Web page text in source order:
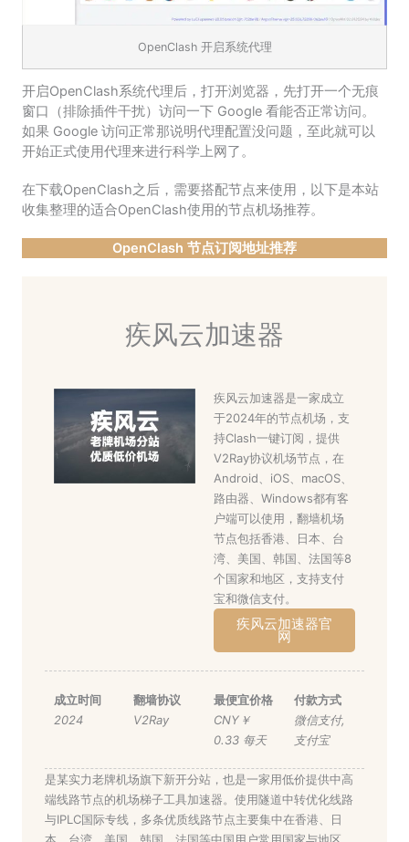
OpenClash 开启系统代理
开启OpenClash系统代理后，打开浏览器，先打开一个无痕
窗口（排除插件干扰）访问一下 Google 看能否正常访问。
如果 Google 访问正常那说明代理配置没问题，至此就可以
开始正式使用代理来进行科学上网了。
在下载OpenClash之后，需要搭配节点来使用，以下是本站
收集整理的适合OpenClash使用的节点机场推荐。
OpenClash 节点订阅地址推荐
疾风云加速器
疾风云加速器是一家成立
于2024年的节点机场，支
持Clash一键订阅，提供
V2Ray协议机场节点，在
Android、iOS、macOS、
路由器、Windows都有客
户端可以使用，翻墙机场
节点包括香港、日本、台
湾、美国、韩国、法国等8
个国家和地区，支持支付
宝和微信支付。
疾风云加速器官
网
成立时间
2024
翻墙协议
V2Ray
最便宜价格
CNY￥
0.33 每天
付款方式
微信支付,
支付宝
是某实力老牌机场旗下新开分站，也是一家用低价提供中高
端线路节点的机场梯子工具加速器。使用隧道中转优化线路
与IPLC国际专线，多条优质线路节点主要集中在香港、日